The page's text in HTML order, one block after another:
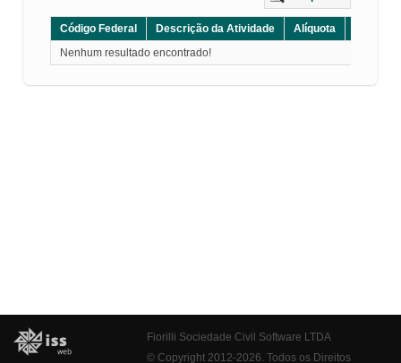
Código Federal Descrição da Atividade Alíquota
Nenhum resultado encontrado!
Fiorilli Sociedade Civil Software LTDA
© Copyright 2012-2026. Todos os Direitos